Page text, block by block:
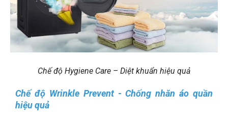
Chế độ Hygiene Care – Diệt khuẩn hiệu quả
Chế độ Wrinkle Prevent - Chống nhăn áo quần
hiệu quả